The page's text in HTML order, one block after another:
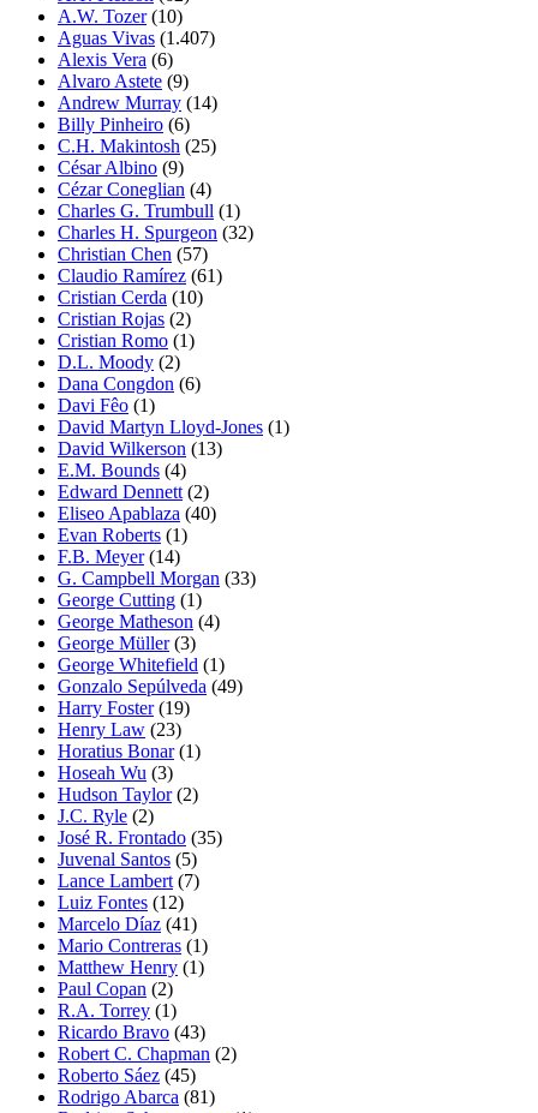
A.W. Tozer(10)
Aguas Vivas (1.407)
Alexis Vera (6)
Alvaro Astete (9)
Andrew Murray (14)
Billy Pinheiro (6)
C.H. Makintosh (25)
César Albino (9)
Cézar Coneglian (4)
Charles G. Trumbull (1)
Charles H. Spurgeon (32)
Christian Chen (57)
Claudio Ramírez (61)
Cristian Cerda (10)
Cristian Rojas (2)
Cristian Romo (1)
D.L. Moody (2)
Dana Congdon (6)
Davi Fêo (1)
David Martyn Lloyd-Jones (1)
David Wilkerson (13)
E.M. Bounds (4)
Edward Dennett (2)
Eliseo Apablaza (40)
Evan Roberts (1)
F.B. Meyer(14)
G. Campbell Morgan (33)
George Cutting (1)
George Matheson (4)
George Müller(3)
George Whitefield (1)
Gonzalo Sepúlveda (49)
Harry Foster(19)
Henry Law (23)
Horatius Bonar(1)
Hoseah Wu (3)
Hudson Taylor(2)
J.C. Ryle (2)
José R. Frontado (35)
Juvenal Santos (5)
Lance Lambert (7)
Luiz Fontes (12)
Marcelo Díaz (41)
Mario Contreras (1)
Matthew Henry (1)
Paul Copan (2)
R.A. Torrey (1)
Ricardo Bravo (43)
Robert C. Chapman (2)
Roberto Sáez (45)
Rodrigo Abarca (81)